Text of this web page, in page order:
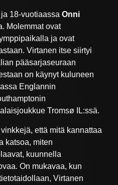
18-vuotiaassa Onni
Molemmat ovat
ja ovat
Virtanen itse siirtyi
pääsarjaseuraan
on käynyt kuluneen
Englannin
Tromsø IL:ssä.
että mitä kannattaa
katsoa, miten
kuunnella
On mukavaa, kun
Virtanen